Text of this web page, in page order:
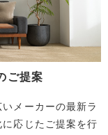
ご提案
メーカーの最新ラ
応じたご提案を行